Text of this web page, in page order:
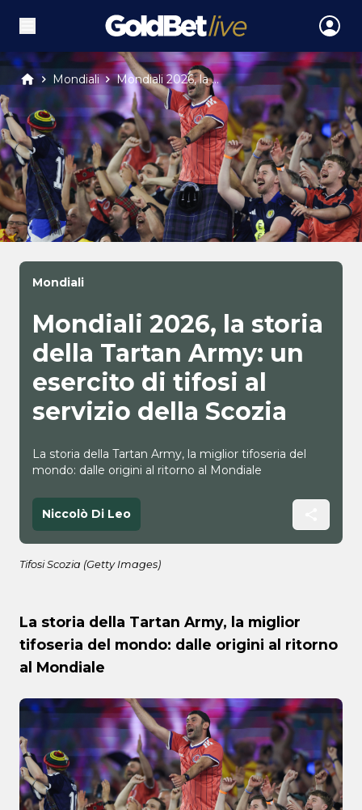
Mondiali Mondiali 2026, la ...
Mondiali
Mondiali 2026, la storia
della Tartan Army: un
esercito di tifosi al
servizio della Scozia
La storia della Tartan Army, la miglior tifoseria del
mondo: dalle origini al ritorno al Mondiale
Niccolò Di Leo
Tifosi Scozia (Getty Images)
La storia della Tartan Army, la miglior
tifoseria del mondo: dalle origini al ritorno
al Mondiale